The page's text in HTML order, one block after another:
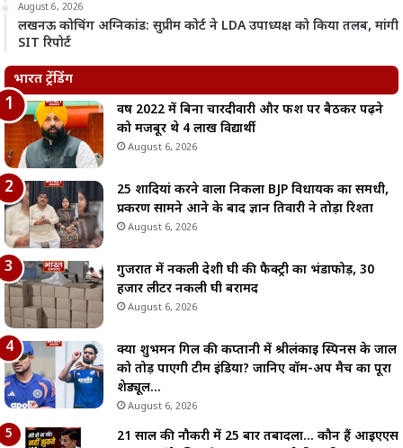
August 6, 2026
लखनऊ कोचिंग अग्निकांड: सुप्रीम कोर्ट ने LDA उपाध्यक्ष को किया तलब, मांगी
SIT रिपोर्ट
भारत ट्रेंडिंग
वर्ष 2022 में बिना चारदीवारी और फर्श पर बैठकर पढ़ने
को मजबूर थे 4 लाख विद्यार्थी
August 6, 2026
25 शादियां करने वाला निकला BJP विधायक का समधी,
प्रकरण सामने आने के बाद ज्ञान तिवारी ने तोड़ा रिश्ता
August 6, 2026
गुजरात में नकली देशी घी की फैक्ट्री का भंडाफोड़, 30
हजार लीटर नकली घी बरामद
August 6, 2026
क्या शुभमन गिल की कप्तानी में श्रीलंकाई स्पिनर्स के जाल
को तोड़ पाएगी टीम इंडिया? जानिए वॉर्म-अप मैच का पूरा
शेड्यूल…
August 6, 2026
21 साल की नौकरी में 25 बार तबादला… कौन हैं आईएएस